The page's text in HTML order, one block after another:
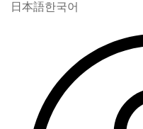
日本語한국어